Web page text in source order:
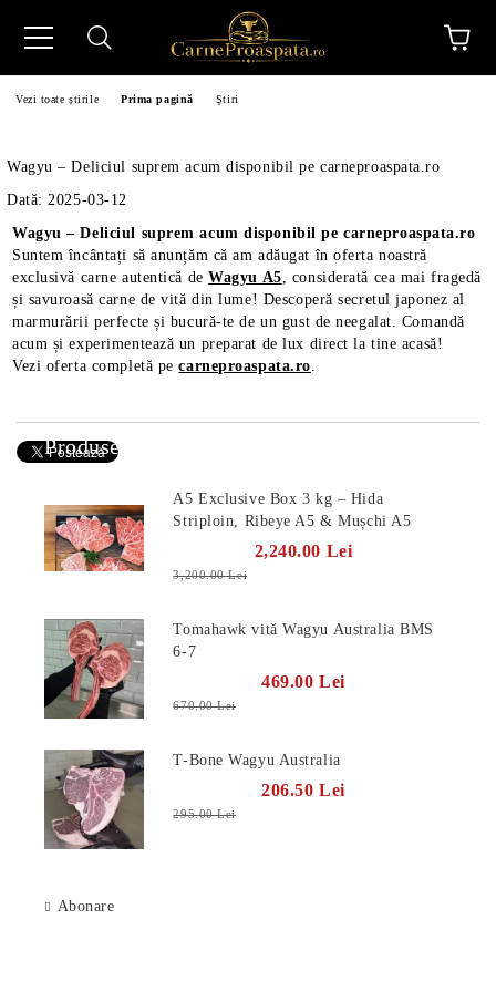
30%
Vezi toate știrile Prima pagină Ştiri
Wagyu – Deliciul suprem acum disponibil pe carneproaspata.ro
Dată: 2025-03-12
Wagyu – Deliciul suprem acum disponibil pe carneproaspata.ro
Suntem încântați să anunțăm că am adăugat în oferta noastră
exclusivă carne autentică deWagyu A5, considerată cea mai fragedă
și savuroasă carne de vită din lume! Descoperă secretul japonez al
marmurării perfecte și bucură-te de un gust de neegalat. Comandă
acum și experimentează un preparat de lux direct la tine acasă!
Vezi oferta completă pecarneproaspata.ro.
Produse Noi
A5 Exclusive Box 3 kg – Hida
Striploin, Ribeye A5 & Mușchi A5
2,240.00 Lei
3,200.00 Lei
Tomahawk vită Wagyu Australia BMS
6-7
469.00 Lei
670.00 Lei
T-Bone Wagyu Australia
206.50 Lei
295.00 Lei
Abonare